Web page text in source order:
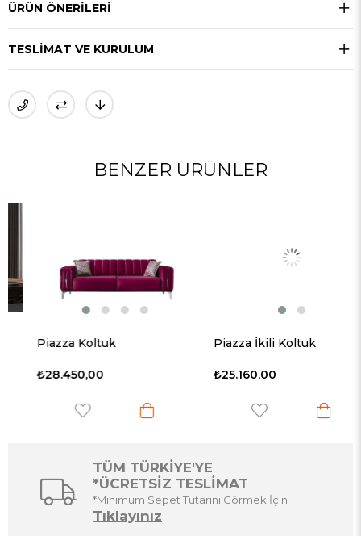
ÜRÜN ÖNERILERI
TESLIMAT VE KURULUM
BENZER ÜRÜNLER
Piazza Koltuk
₺28.450,00
Piazza İkili Koltuk
₺25.160,00
TÜM TÜRKİYE'YE
*ÜCRETSİZ TESLİMAT
*Minimum Sepet Tutarını Görmek İçin
Tıklayınız